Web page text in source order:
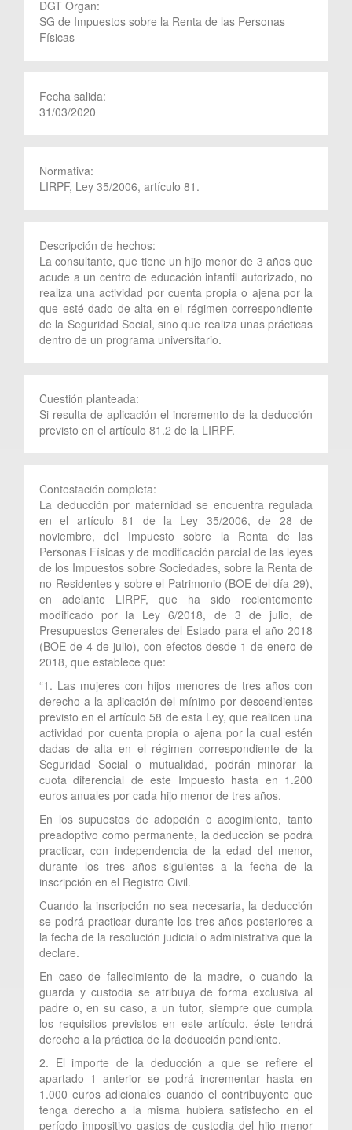
DGT Organ:
SG de Impuestos sobre la Renta de las Personas
Físicas
Fecha salida:
31/03/2020
Normativa:
LIRPF, Ley 35/2006, artículo 81.
Descripción de hechos:
La consultante, que tiene un hijo menor de 3 años que
acude a un centro de educación infantil autorizado, no
realiza una actividad por cuenta propia o ajena por la
que esté dado de alta en el régimen correspondiente
de la Seguridad Social, sino que realiza unas prácticas
dentro de un programa universitario.
Cuestión planteada:
Si resulta de aplicación el incremento de la deducción
previsto en el artículo 81.2 de la LIRPF.
Contestación completa:
La deducción por maternidad se encuentra regulada
en el artículo 81 de la Ley 35/2006, de 28 de
noviembre, del Impuesto sobre la Renta de las
Personas Físicas y de modificación parcial de las leyes
de los Impuestos sobre Sociedades, sobre la Renta de
no Residentes y sobre el Patrimonio (BOE del día 29),
en adelante LIRPF, que ha sido recientemente
modificado por la Ley 6/2018, de 3 de julio, de
Presupuestos Generales del Estado para el año 2018
(BOE de 4 de julio), con efectos desde 1 de enero de
2018, que establece que:
“1. Las mujeres con hijos menores de tres años con
derecho a la aplicación del mínimo por descendientes
previsto en el artículo 58 de esta Ley, que realicen una
actividad por cuenta propia o ajena por la cual estén
dadas de alta en el régimen correspondiente de la
Seguridad Social o mutualidad, podrán minorar la
cuota diferencial de este Impuesto hasta en 1.200
euros anuales por cada hijo menor de tres años.
En los supuestos de adopción o acogimiento, tanto
preadoptivo como permanente, la deducción se podrá
practicar, con independencia de la edad del menor,
durante los tres años siguientes a la fecha de la
inscripción en el Registro Civil.
Cuando la inscripción no sea necesaria, la deducción
se podrá practicar durante los tres años posteriores a
la fecha de la resolución judicial o administrativa que la
declare.
En caso de fallecimiento de la madre, o cuando la
guarda y custodia se atribuya de forma exclusiva al
padre o, en su caso, a un tutor, siempre que cumpla
los requisitos previstos en este artículo, éste tendrá
derecho a la práctica de la deducción pendiente.
2. El importe de la deducción a que se refiere el
apartado 1 anterior se podrá incrementar hasta en
1.000 euros adicionales cuando el contribuyente que
tenga derecho a la misma hubiera satisfecho en el
período impositivo gastos de custodia del hijo menor